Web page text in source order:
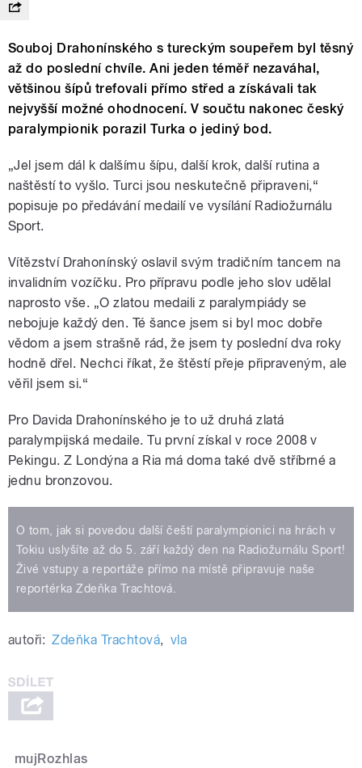
Souboj Drahonínského s tureckým soupeřem byl těsný
až do poslední chvíle. Ani jeden téměř nezaváhal,
většinou šípů trefovali přímo střed a získávali tak
nejvyšší možné ohodnocení. V součtu nakonec český
paralympionik porazil Turka o jediný bod.
„Jel jsem dál k dalšímu šípu, další krok, další rutina a
naštěstí to vyšlo. Turci jsou neskutečně připraveni,“
popisuje po předávání medailí ve vysílání Radiožurnálu
Sport.
Vítězství Drahonínský oslavil svým tradičním tancem na
invalidním vozíčku. Pro přípravu podle jeho slov udělal
naprosto vše. „O zlatou medaili z paralympiády se
nebojuje každý den. Té šance jsem si byl moc dobře
vědom a jsem strašně rád, že jsem ty poslední dva roky
hodně dřel. Nechci říkat, že štěstí přeje připraveným, ale
věřil jsem si.“
Pro Davida Drahonínského je to už druhá zlatá
paralympijská medaile. Tu první získal v roce 2008 v
Pekingu. Z Londýna a Ria má doma také dvě stříbrné a
jednu bronzovou.
O tom, jak si povedou další čeští paralympionici na hrách v
Tokiu uslyšíte až do 5. září každý den na Radiožurnálu Sport!
Živé vstupy a reportáže přímo na místě připravuje naše
reportérka Zdeňka Trachtová.
autoři: Zdeňka Trachtová, vla
mujRozhlas